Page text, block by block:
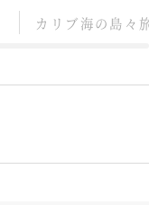
カリブ海の島々